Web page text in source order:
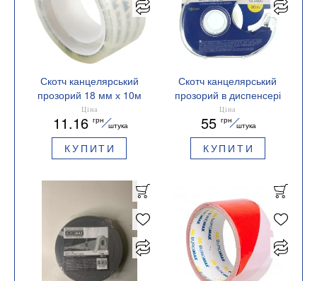
Скотч канцелярський
прозорий 18 мм х 10м
Buromax BM.7151-01
Ціна
11.16 грн
штука
КУПИТИ
Скотч канцелярський
прозорий в диспенсері
18 мм х 20м Buromax
BM.7161-01
Ціна
55 грн
штука
КУПИТИ